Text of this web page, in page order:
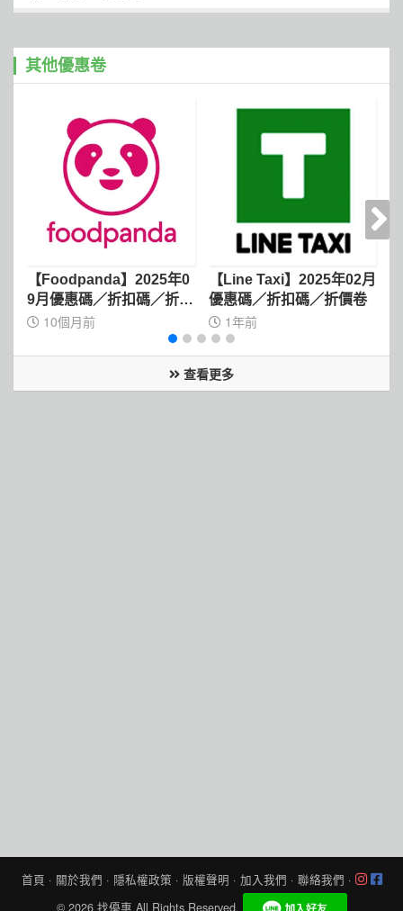
其他優惠卷
【Foodpanda】2025年0
9月優惠碼／折扣碼／折價
卷 10個月前
【Line Taxi】2025年02月
優惠碼／折扣碼／折價卷
1年前
查看更多
首頁 · 關於我們 · 隱私權政策 · 版權聲明 · 加入我們 · 聯絡我們 ·
© 2026 找優惠 All Rights Reserved.